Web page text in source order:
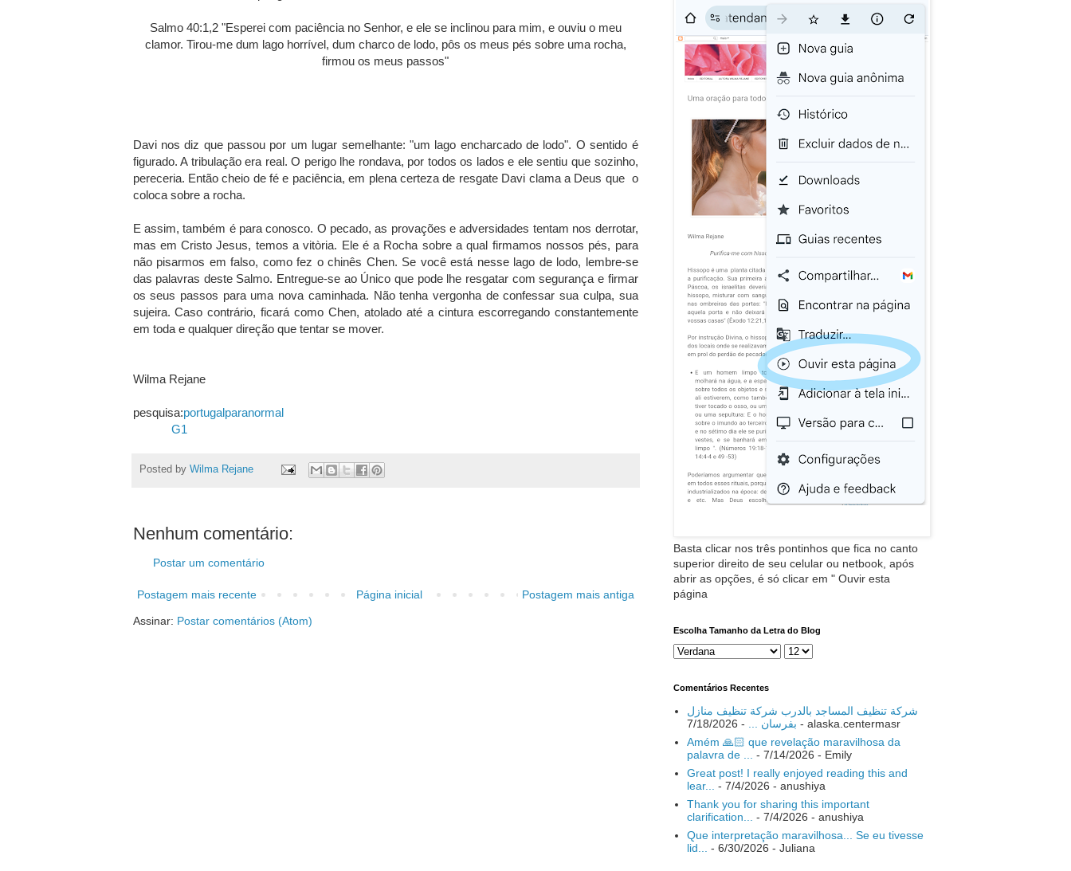
Salmo 40:1,2 "Esperei com paciência no Senhor, e ele se inclinou para mim, e ouviu o meu
clamor. Tirou-me dum lago horrível, dum charco de lodo, pôs os meus pés sobre uma rocha,
firmou os meus passos"
Davi nos diz que passou por um lugar semelhante: "um lago encharcado de lodo". O sentido é
figurado. A tribulação era real. O perigo lhe rondava, por todos os lados e ele sentiu que sozinho,
pereceria. Então cheio de fé e paciência, em plena certeza de resgate Davi clama a Deus que o
coloca sobre a rocha.
E assim, também é para conosco. O pecado, as provações e adversidades tentam nos derrotar,
mas em Cristo Jesus, temos a vitòria. Ele é a Rocha sobre a qual firmamos nossos pés, para
não pisarmos em falso, como fez o chinês Chen. Se você está nesse lago de lodo, lembre-se
das palavras deste Salmo. Entregue-se ao Único que pode lhe resgatar com segurança e firmar
os seus passos para uma nova caminhada. Não tenha vergonha de confessar sua culpa, sua
sujeira. Caso contrário, ficará como Chen, atolado até a cintura escorregando constantemente
em toda e qualquer direção que tentar se mover.
Wilma Rejane
pesquisa:portugalparanormal
G1
Posted by Wilma Rejane
Nenhum comentário:
Postar um comentário
Postagem mais recente Postagem mais antiga
Página inicial
Assinar: Postar comentários (Atom)
Basta clicar nos três pontinhos que fica no canto
superior direito de seu celular ou netbook, após
abrir as opções, é só clicar em " Ouvir esta
página
Escolha Tamanho da Letra do Blog
Comentários Recentes
شركة تنظيف المساجد بالدرب شركة تنظيف منازل
بفرسان ...
- 7/18/2026
- alaska.centermasr
Amém 🙏🏻 que revelação maravilhosa da
palavra de ...
- 7/14/2026 - Emily
Great post! I really enjoyed reading this and
lear...
- 7/4/2026 - anushiya
Thank you for sharing this important
clarification...
- 7/4/2026 - anushiya
Que interpretação maravilhosa... Se eu tivesse
lid...
- 6/30/2026 - Juliana